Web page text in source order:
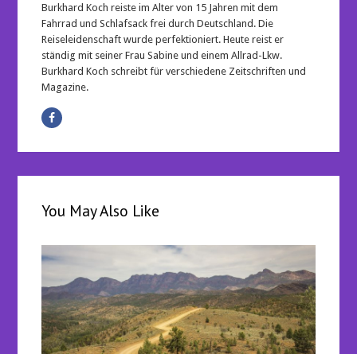
Burkhard Koch reiste im Alter von 15 Jahren mit dem
Fahrrad und Schlafsack frei durch Deutschland. Die
Reiseleidenschaft wurde perfektioniert. Heute reist er
ständig mit seiner Frau Sabine und einem Allrad-Lkw.
Burkhard Koch schreibt für verschiedene Zeitschriften und
Magazine.
You May Also Like